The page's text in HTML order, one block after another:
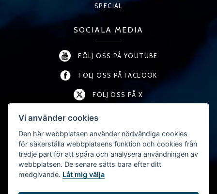
SPECIAL
SOCIALA MEDIA
FÖLJ OSS PÅ YOUTUBE
FÖLJ OSS PÅ FACEOOK
FÖLJ OSS PÅ X
FÖLJ OSS PÅ LINKEDIN
FÖLJ OSS PÅ INSTAGRAM
KONTAKT
T:+46 (0) 457-45 54 40
Vi använder cookies
Den här webbplatsen använder nödvändiga cookies
för säkerställa webbplatsens funktion och cookies från
tredje part för att spåra och analysera användningen av
webbplatsen. De senare sätts bara efter ditt
medgivande. Låt mig välja